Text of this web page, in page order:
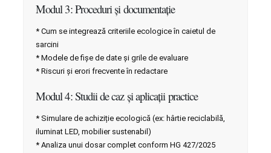
Modul 3: Proceduri și documentație
* Cum se integrează criteriile ecologice în caietul de
sarcini
* Modele de fișe de date și grile de evaluare
* Riscuri și erori frecvente în redactare
Modul 4: Studii de caz și aplicații practice
* Simulare de achiziție ecologică (ex: hârtie reciclabilă,
iluminat LED, mobilier sustenabil)
* Analiza unui dosar complet conform HG 427/2025